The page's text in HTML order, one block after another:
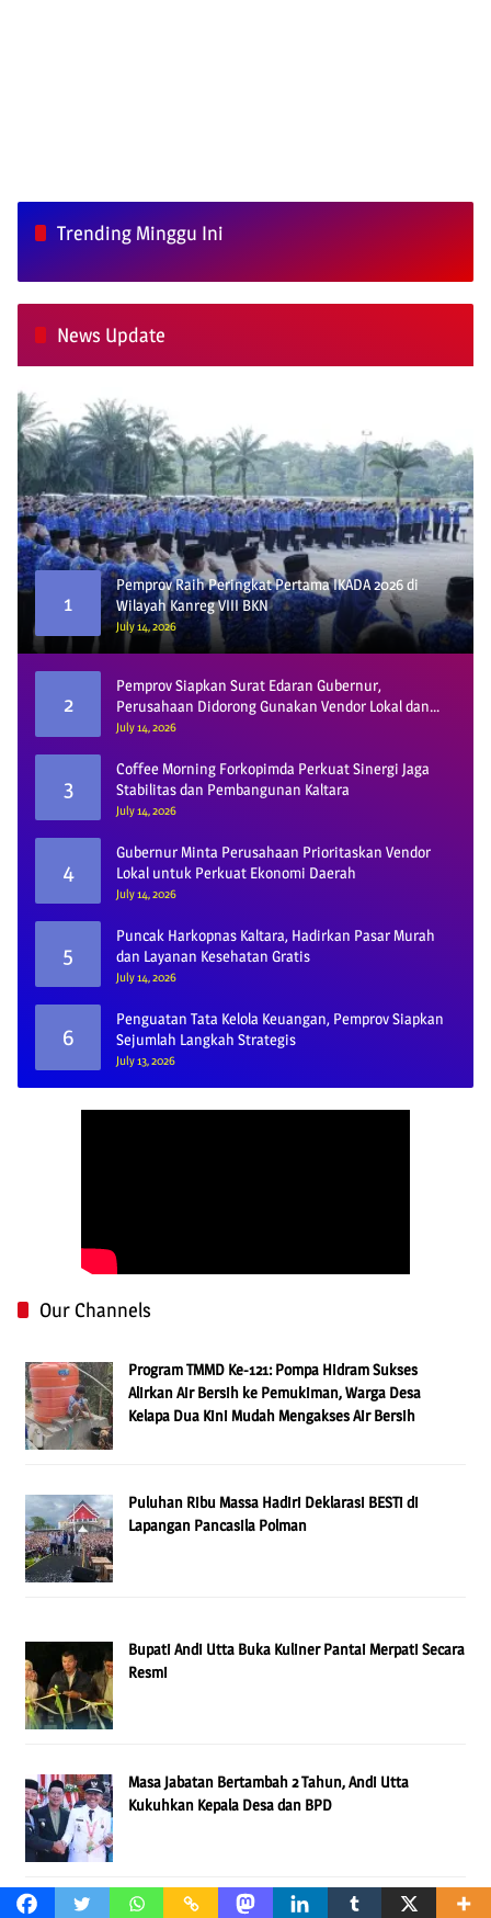
Trending Minggu Ini
News Update
1
Pemprov Raih Peringkat Pertama IKADA 2026 di
Wilayah Kanreg VIII BKN
July 14, 2026
2
Pemprov Siapkan Surat Edaran Gubernur,
Perusahaan Didorong Gunakan Vendor Lokal dan
Pelat KU
July 14, 2026
3
Coffee Morning Forkopimda Perkuat Sinergi Jaga
Stabilitas dan Pembangunan Kaltara
July 14, 2026
4
Gubernur Minta Perusahaan Prioritaskan Vendor
Lokal untuk Perkuat Ekonomi Daerah
July 14, 2026
5
Puncak Harkopnas Kaltara, Hadirkan Pasar Murah
dan Layanan Kesehatan Gratis
July 14, 2026
6
Penguatan Tata Kelola Keuangan, Pemprov Siapkan
Sejumlah Langkah Strategis
July 13, 2026
Our Channels
Program TMMD Ke-121: Pompa Hidram Sukses
Alirkan Air Bersih ke Pemukiman, Warga Desa
Kelapa Dua Kini Mudah Mengakses Air Bersih
Puluhan Ribu Massa Hadiri Deklarasi BESTi di
Lapangan Pancasila Polman
Bupati Andi Utta Buka Kuliner Pantai Merpati Secara
Resmi
Masa Jabatan Bertambah 2 Tahun, Andi Utta
Kukuhkan Kepala Desa dan BPD